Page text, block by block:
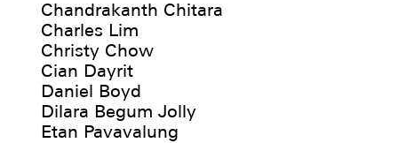
Chandrakanth Chitara
Charles Lim
Christy Chow
Cian Dayrit
Daniel Boyd
Dilara Begum Jolly
Etan Pavavalung